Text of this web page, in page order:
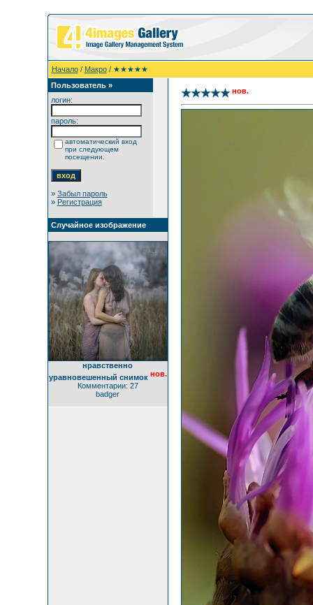
Начало/ Макро/ ★★★★★
Пользователь »
логин:
пароль:
автоматический вход
при следующем
посещении.
» Забыл пароль
» Регистрация
Случайное изображение
нравственно
уравновешенный снимок нов.
Комментарии: 27
badger
★★★★★ нов.